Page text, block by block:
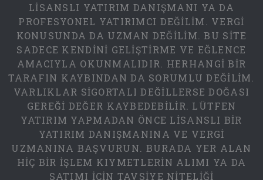
LISANSLI YATIRIM DANIŞMANI YA DA
PROFESYONEL YATIRIMCI DEĞILIM. VERGI
KONUSUNDA DA UZMAN DEĞILIM. BU SITE
SADECE KENDINI GELIŞTIRME VE EĞLENCE
AMACIYLA OKUNMALIDIR. HERHANGI BIR
TARAFIN KAYBINDAN DA SORUMLU DEĞILIM.
VARLIKLAR SIGORTALI DEĞILLERSE DOĞASI
GEREĞI DEĞER KAYBEDEBILIR. LÜTFEN
YATIRIM YAPMADAN ÖNCE LISANSLI BIR
YATIRIM DANIŞMANINA VE VERGI
UZMANINA BAŞVURUN. BURADA YER ALAN
HIÇ BIR IŞLEM KIYMETLERIN ALIMI YA DA
SATIMI IÇIN TAVSIYE NITELIĞI